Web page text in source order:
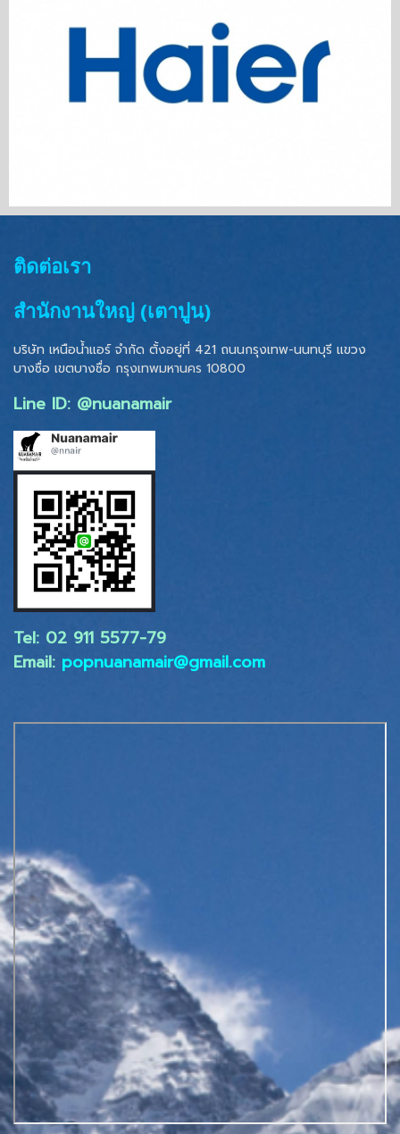
ติดต่อเรา
สำนักงานใหญ่ (เตาปูน)
บริษัท เหนือน้ำแอร์ จำกัด ตั้งอยู่ที่ 421 ถนนกรุงเทพ-นนทบุรี แขวง
บางซื่อ เขตบางซื่อ กรุงเทพมหานคร 10800
Line ID: @nuanamair
Tel: 02 ​911 5577-79
Email: popnuanamair@gmail.com